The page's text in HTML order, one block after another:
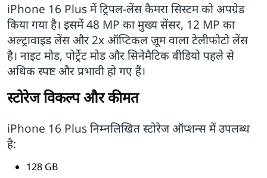
iPhone 16 Plus में ट्रिपल-लेंस कैमरा सिस्टम को अपग्रेड
किया गया है। इसमें 48 MP का मुख्य सेंसर, 12 MP का
अल्ट्रावाइड लेंस और 2x ऑप्टिकल ज़ूम वाला टेलीफोटो लेंस
है। नाइट मोड, पोर्ट्रेट मोड और सिनेमैटिक वीडियो पहले से
अधिक स्पष्ट और प्रभावी हो गए हैं।
स्टोरेज विकल्प और कीमत
iPhone 16 Plus निम्नलिखित स्टोरेज ऑप्शन्स में उपलब्ध
है:
128 GB